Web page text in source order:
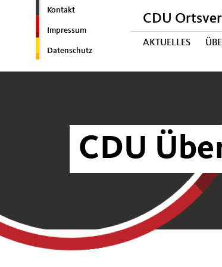
Kontakt
Impressum
Datenschutz
CDU
AKTUELLES
CDU